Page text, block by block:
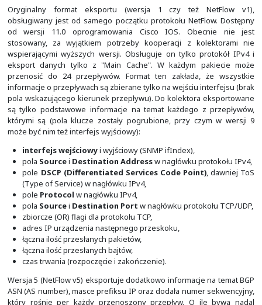
Tradictional NetFlow, którym się tutaj zajmujemy, nie
Nie wykrywa też UDP-Lite, które stosowane jest
przypadku IPv6 chcemy uniknąć wyliczania sumy
każdego datagramu (np. w celu zwiększenia
CAPWAP działających po IPv6). Oznacza to, że dla
rozpatrywane będzie tylko 5 pól kluczowych.
pojawiło się wraz z wprowadzeniem Flexible
NetFlow jest o wiele prostszy w konfiguracji i działa też
urządzeniach. Dlatego właśnie on został wybrany i
szolenia wprowadzającego z podstaw sieci.